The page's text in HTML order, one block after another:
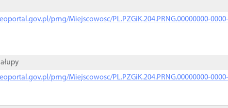
prng/Miejscowosc/PL.PZGiK.204.PRNG.00000000-
prng/Miejscowosc/PL.PZGiK.204.PRNG.00000000-